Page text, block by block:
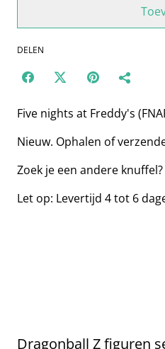
DELEN
Five nights at Freddy's
Nieuw. Ophalen of
Zoek je een andere
Let op: Levertijd 4 tot 6
Dragonball Z figuren